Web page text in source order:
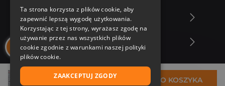
24,85 zł DO KOSZYKA
Nasza oferta
Nasi autorzy
Ta strona korzysta z plików cookie, aby
zapewnić lepszą wygodę użytkowania.
Korzystając z tej strony, wyrażasz zgodę na
używanie przez nas wszystkich plików
cookie zgodnie z warunkami naszej polityki
plików cookie.
ZAAKCEPTUJ ZGODY